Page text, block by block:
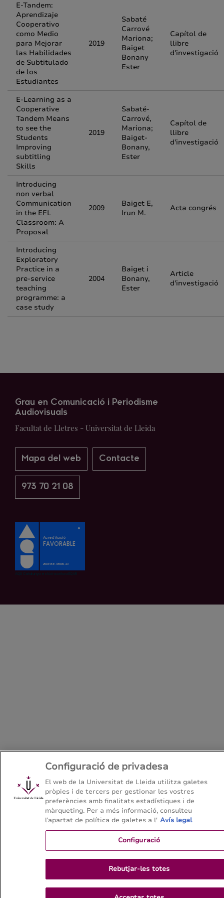
E-Tandem:
Aprendizaje
Cooperativo
como Medio
para Mejorar
las Habilidades
de Subtitulado
de los
Estudiantes
2019
Sabaté
Carrové
Mariona;
Baiget
Bonany
Ester
Capítol de
llibre
d'investigació
E-Learning as a
Cooperative
Tandem Means
to see the
Students
Improving
subtitling
Skills
2019
Sabaté-
Carrové,
Mariona;
Baiget-
Bonany,
Ester
Capítol de
llibre
d'investigació
Introducing
non verbal
Communication
in the EFL
Classroom: A
Proposal
2009
Baiget E,
Irun M.
Acta congrés
Introducing
Exploratory
Practice in a
pre-service
teaching
programme: a
case study
2004
Baiget i
Bonany,
Ester
Article
d'investigació
Grau en Comunicació i Periodisme
Audiovisuals
Facultat de Lletres - Universitat de Lleida
Mapa del web Contacte
973 70 21 08
Configuració de privadesa
El web de la Universitat de Lleida utilitza galetes
pròpies i de tercers per gestionar les vostres
preferències amb finalitats estadístiques i de
màrqueting. Per a més informació, consulteu
l’apartat de política de galetes a l' Avís legal
Configuració
Rebutjar-les totes